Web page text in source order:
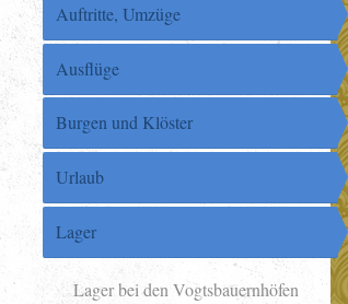
Auftritte, Umzüge
Ausflüge
Burgen und Klöster
Urlaub
Lager
Lager bei den Vogtsbauernhöfen